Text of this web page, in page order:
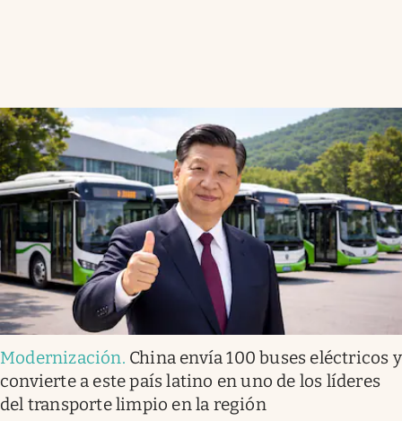
Modernización. China envía 100 buses eléctricos y
convierte a este país latino en uno de los líderes
del transporte limpio en la región